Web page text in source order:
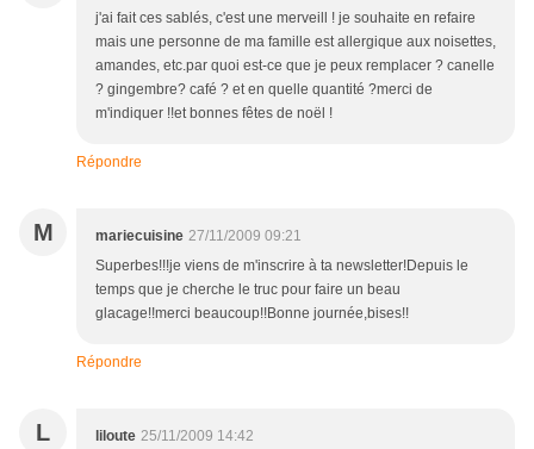
j'ai fait ces sablés, c'est une merveill ! je souhaite en refaire
mais une personne de ma famille est allergique aux noisettes,
amandes, etc.par quoi est-ce que je peux remplacer ? canelle
? gingembre? café ? et en quelle quantité ?merci de
m'indiquer !!et bonnes fêtes de noël !
Répondre
M mariecuisine 27/11/2009 09:21
Superbes!!!je viens de m'inscrire à ta newsletter!Depuis le
temps que je cherche le truc pour faire un beau
glacage!!merci beaucoup!!Bonne journée,bises!!
Répondre
L liloute 25/11/2009 14:42